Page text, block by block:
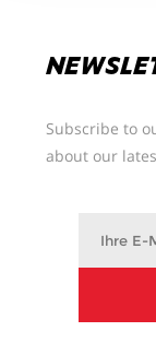
Subscribe to
about our